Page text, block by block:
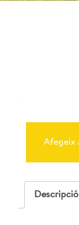
quantitat
Reserva
31-
2025
Afegeix
Descripció